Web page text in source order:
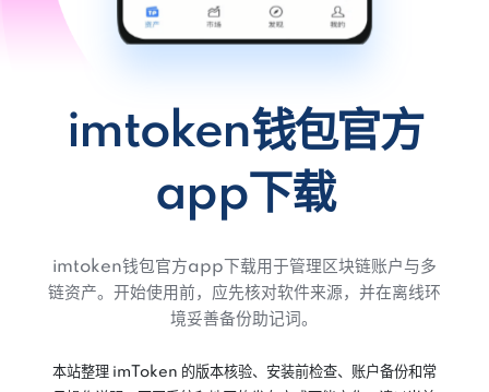
imtoken钱包官方
app下载
imtoken钱包官方app下载用于管理区块链账户与多
链资产。开始使用前，应先核对软件来源，并在离线环
境妥善备份助记词。
本站整理 imToken 的版本核验、安装前检查、账户备份和常